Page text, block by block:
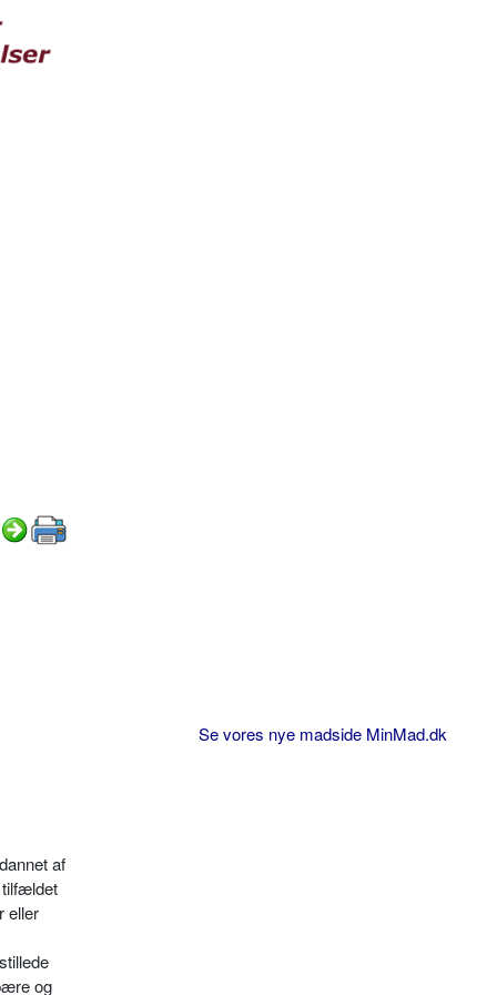
af
tilfældet
eller
og
Se vores nye madside MinMad.dk